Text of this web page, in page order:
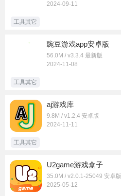
2024-09-11
工具其它
豌豆游戏app安卓版
56.0M / v3.3.4 最新版
2024-11-08
工具其它
aj游戏库
9.8M / v1.2.4 安卓版
2024-11-11
工具其它
U2game游戏盒子
35.0M / v2.0.1-25049 安卓版
2025-05-12